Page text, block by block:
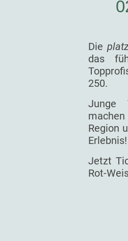
Die
das
250.
Junge
Region
Erlebnis!
Jetzt
Rot-